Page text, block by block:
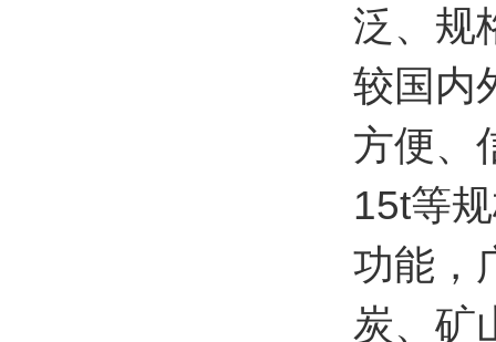
泛、规
较国内
方便、
15t等
功能，
炭、矿